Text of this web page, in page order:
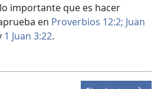
importante que es hacer
en Proverbios 12:2; Juan
1 Juan 3:22.